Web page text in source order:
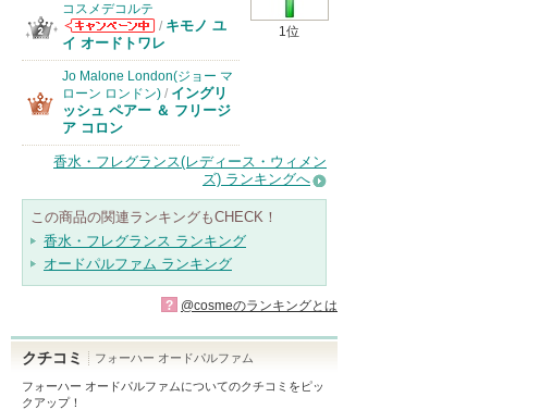
1位
コスメデコルテ
コスメデコルテ
からのお知らせ
があります
/ キモノ ユ
イ オードトワレ
Jo Malone London(ジョー マ
ローン ロンドン) / イングリ
ッシュ ペアー ＆ フリージ
ア コロン
香水・フレグランス(レディース・ウィメン
ズ) ランキングへ
この商品の関連ランキングもCHECK！
香水・フレグランス ランキング
オードパルファム ランキング
? @cosmeのランキングとは
クチコミ フォーハー オードパルファム
フォーハー オードパルファムについてのクチコミをピッ
クアップ！